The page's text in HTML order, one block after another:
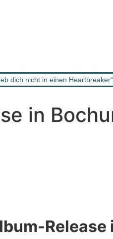
dich nicht in einen Heartbreaker“
in